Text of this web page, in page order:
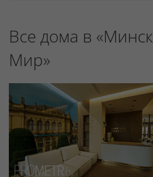
Все дома в «Минск
Мир»